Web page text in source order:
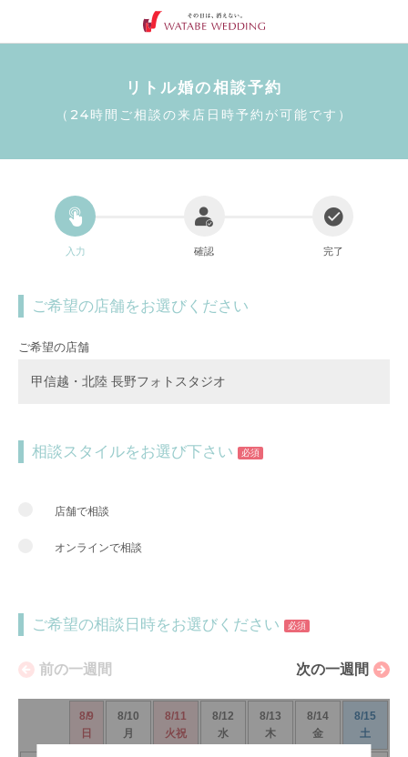
リトル婚の相談予約
（24時間ご相談の来店日時予約が可能です）
入力 確認 完了
ご希望の店舗をお選びください
ご希望の店舗
甲信越・北陸 長野フォトスタジオ
相談スタイルをお選び下さい 必須
店舗で相談
オンラインで相談
ご希望の相談日時をお選びください 必須
前の一週間 次の一週間
8/9
日
8/10
月
8/11
火祝
8/12
水
8/13
木
8/14
金
8/15
土